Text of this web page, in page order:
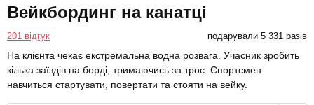
Вейкбординг на канатці
201 відгук подарували 5 331 разів
На клієнта чекає екстремальна водна розвага. Учасник зробить
кілька заїздів на борді, тримаючись за трос. Спортсмен
навчиться стартувати, повертати та стояти на вейку.